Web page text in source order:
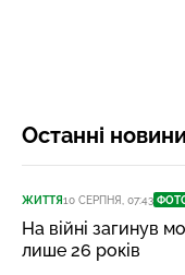
Останні новини
ЖИТТЯ10 СЕРПНЯ, 07:43
На війні загинув
лише 26 років